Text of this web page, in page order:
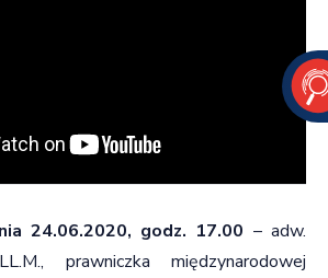
24.06.2020, godz. 17.00 –adw.
prawniczka międzynarodowej